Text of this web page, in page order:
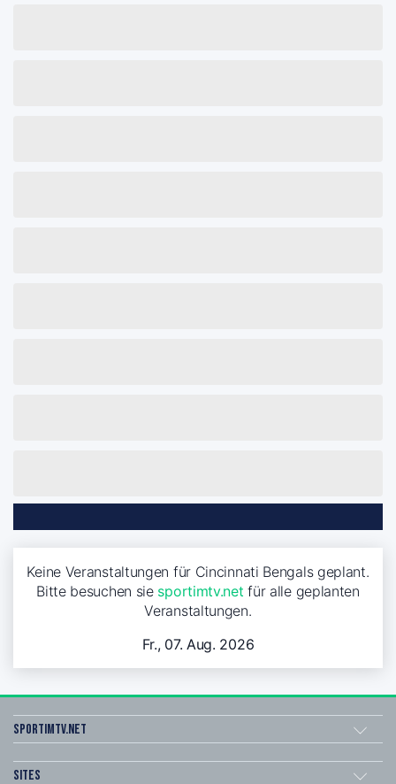
Keine Veranstaltungen für Cincinnati Bengals geplant.
Bitte besuchen sie sportimtv.net für alle geplanten
Veranstaltungen.
Fr., 07. Aug. 2026
sportimtv.net
Sites